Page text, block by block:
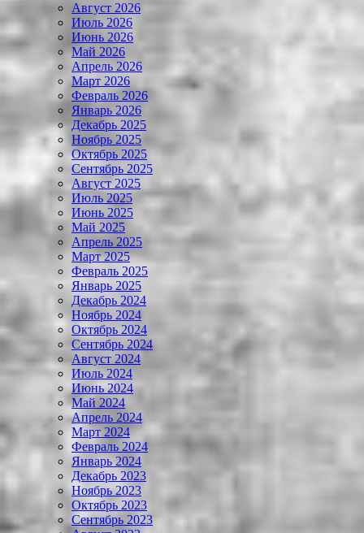
Август 2026
Июль 2026
Июнь 2026
Май 2026
Апрель 2026
Март 2026
Февраль 2026
Январь 2026
Декабрь 2025
Ноябрь 2025
Октябрь 2025
Сентябрь 2025
Август 2025
Июль 2025
Июнь 2025
Май 2025
Апрель 2025
Март 2025
Февраль 2025
Январь 2025
Декабрь 2024
Ноябрь 2024
Октябрь 2024
Сентябрь 2024
Август 2024
Июль 2024
Июнь 2024
Май 2024
Апрель 2024
Март 2024
Февраль 2024
Январь 2024
Декабрь 2023
Ноябрь 2023
Октябрь 2023
Сентябрь 2023